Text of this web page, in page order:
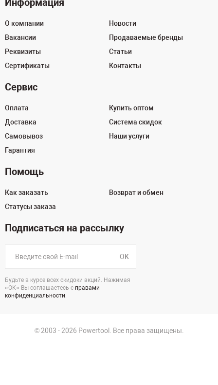
Информация
О компании
Вакансии
Реквизиты
Сертификаты
Новости
Продаваемые бренды
Статьи
Контакты
Сервис
Оплата
Доставка
Самовывоз
Гарантия
Купить оптом
Система скидок
Наши услуги
Помощь
Как заказать
Статусы заказа
Возврат и обмен
Подписаться на рассылку
OK
Будьте в курсе всех скидоки акций. Нажимая
«ОК» Вы соглашаетесь с правами
конфиденциальности.
© 2003 - 2026 Powertool. Все права защищены.